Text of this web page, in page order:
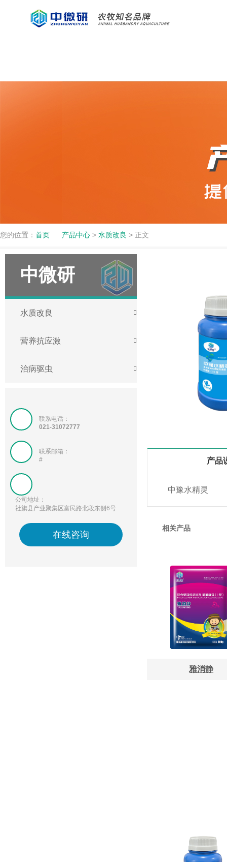
您的位置： 首页 产品中心 > 水质改良 > 正文
中微研
水质改良
营养抗应激
治病驱虫
联系电话：
021-31072777
联系邮箱：
#
公司地址：
社旗县产业聚集区富民路北段东侧6号
在线咨询
产品
中豫水精灵
相关产品
雅消静